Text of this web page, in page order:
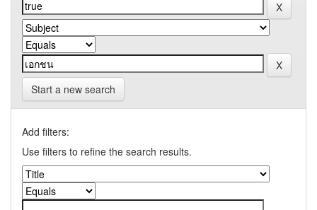
Start a new search
Add filters:
Use filters to refine the search results.